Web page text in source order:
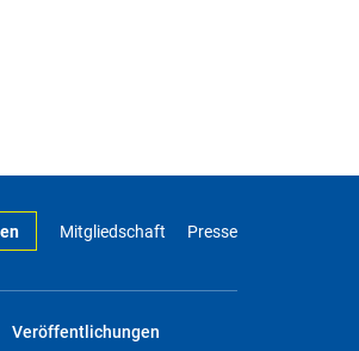
Mitgliedschaft Presse
Veröffentlichungen